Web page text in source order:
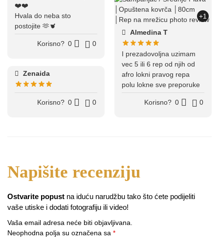
❤️❤️
Hvala do neba sto
postojite 🫶🫀
Korisno? 0 0
Zenaida
Korisno? 0 0
+1
Almedina T
I prezadovoljna uzimam
vec 5 ili 6 rep od njih od
afro lokni pravog repa
polu lokne sve preporuke
Korisno? 0 0
Ostvarite popust na iduću narudžbu tako što ćete podijeliti
vaše utiske i dodati fotografiju ili video!
Vaša email adresa neće biti objavljivana.
Neophodna polja su označena sa *